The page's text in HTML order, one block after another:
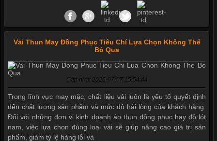
Vải Thun May Đồng Phục Tiêu Chí Lựa Chọn Không Thể
Bỏ Qua
Cập nhật 2026-07-07 15:54:44
Trong lĩnh vực may mặc, chất liệu vải luôn là yếu tố quyết định
đến chất lượng sản phẩm và mức độ hài lòng của khách hàng.
Đối với những đơn vị kinh doanh áo thun đồng phục hay đồ lót
nam, việc lựa chọn đúng loại vải sẽ giúp nâng cao giá trị sản
phẩm, giảm tỷ lệ hàng lỗi và
Mẫu quần short quần lót nam nữ hè thu 2017
Thị hiều quần lót nam bơi lội nam và nữ 2017